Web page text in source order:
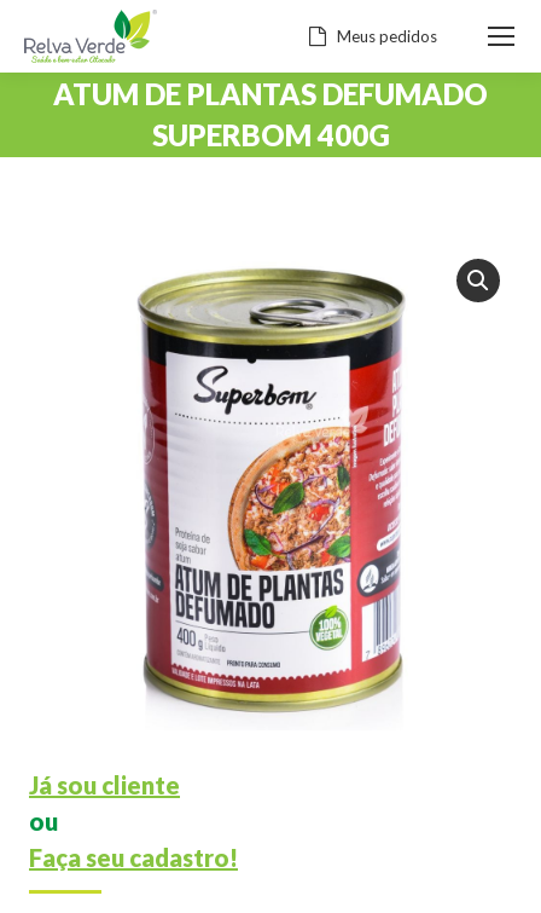
Meus pedidos
ATUM DE PLANTAS DEFUMADO
SUPERBOM 400G
Já sou cliente
ou
Faça seu cadastro!